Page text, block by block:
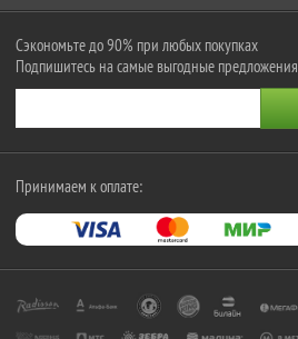
Сэкономьте до 90% при любых покупках
Подпишитесь на самые выгодные предложения
Принимаем к оплате: